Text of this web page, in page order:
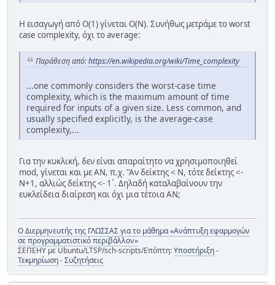
Η εισαγωγή από Ο(1) γίνεται Ο(Ν). Συνήθως μετράμε το worst
case complexity, όχι το average:
Παράθεση από:https://en.wikipedia.org/wiki/Time_complexity
...one commonly considers the worst-case time
complexity, which is the maximum amount of time
required for inputs of a given size. Less common, and
usually specified explicitly, is the average-case
complexity,...
Για την κυκλική, δεν είναι απαραίτητο να χρησιμοποιηθεί
mod, γίνεται και με ΑΝ, π.χ. "Αν δείκτης < Ν, τότε δείκτης <-
Ν+1, αλλιώς δείκτης <- 1`. Δηλαδή καταλαβαίνουν την
ευκλείδεια διαίρεση και όχι μια τέτοια ΑΝ;
Ο Διερμηνευτής της ΓΛΩΣΣΑΣ για το μάθημα «Ανάπτυξη εφαρμογών
σε προγραμματιστικό περιβάλλον»
ΣΕΠΕΗΥ με Ubuntu/LTSP/sch-scripts/Επόπτη:Υποστήριξη-
Τεκμηρίωση-Συζητήσεις